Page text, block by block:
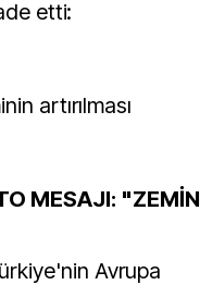
etti:
artırılması
MESAJI: "ZEMİN
Avrupa